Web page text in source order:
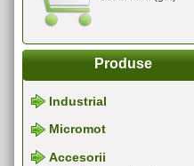
Produse
Industrial
Micromot
Accesorii